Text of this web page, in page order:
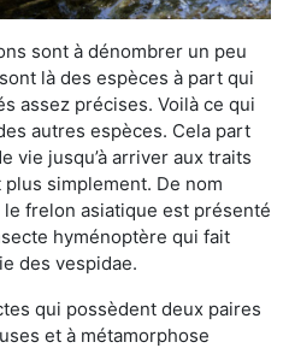
sont à dénombrer un peu
là des espèces à part qui
assez précises. Voilà ce qui
autres espèces. Cela part
vie jusqu’à arriver aux traits
simplement. De nom
frelon asiatique est présenté
hyménoptère qui fait
des vespidae.
qui possèdent deux paires
et à métamorphose